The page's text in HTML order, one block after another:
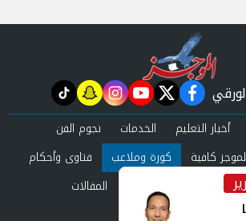
facebook
twitter
youtube
instagram
snapchat
tiktok
أخبار التعليم الخدمات
نجوم الفن
كافية كورة وملاعب
فتاوى وأحكام
حوادث ومحاكم
المقالات